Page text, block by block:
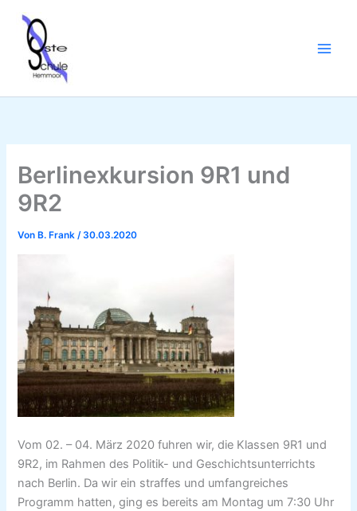
Inhalt
springen
Berlinexkursion 9R1 und
9R2
Von B. Frank/30.03.2020
Vom 02. – 04. März 2020 fuhren wir, die Klassen 9R1 und
9R2, im Rahmen des Politik- und Geschichtsunterrichts
nach Berlin. Da wir ein straffes und umfangreiches
Programm hatten, ging es bereits am Montag um 7:30 Uhr